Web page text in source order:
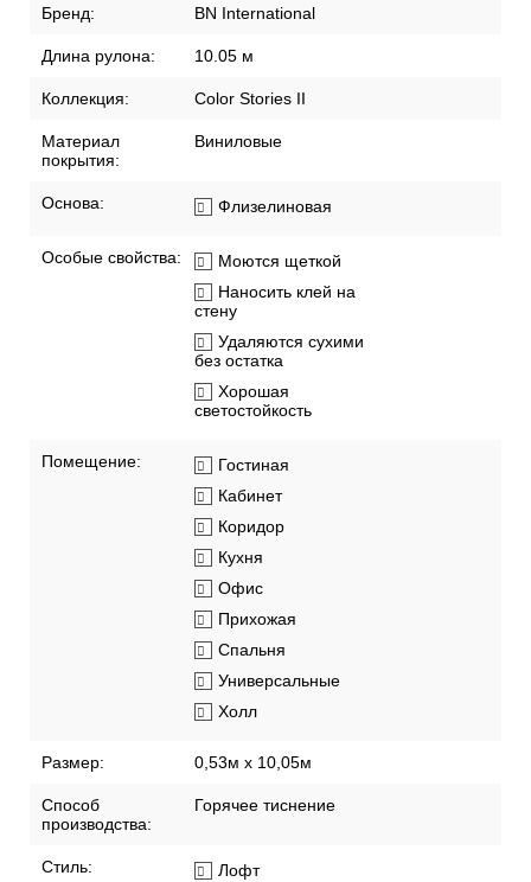
Бренд: BN International
Длина рулона: 10.05 м
Коллекция: Color Stories II
Материал
покрытия:
Виниловые
Основа: Флизелиновая
Особые свойства:
Моются щеткой
Наносить клей на
стену
Удаляются сухими
без остатка
Хорошая
светостойкость
Помещение:
Гостиная
Кабинет
Коридор
Кухня
Офис
Прихожая
Спальня
Универсальные
Холл
Размер: 0,53м x 10,05м
Способ
производства:
Горячее тиснение
Стиль:
Лофт